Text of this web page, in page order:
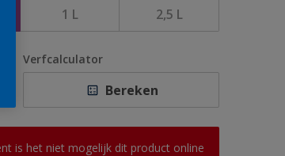
1 L 2,5 L
Verfcalculator
Bereken
is het niet mogelijk dit product online